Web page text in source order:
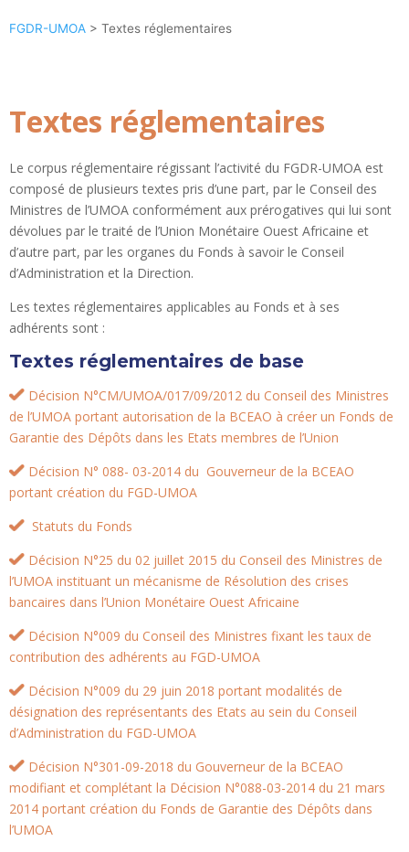
FGDR-UMOA > Textes réglementaires
Textes réglementaires
Le corpus réglementaire régissant l’activité du FGDR-UMOA est
composé de plusieurs textes pris d’une part, par le Conseil des
Ministres de l’UMOA conformément aux prérogatives qui lui sont
dévolues par le traité de l’Union Monétaire Ouest Africaine et
d’autre part, par les organes du Fonds à savoir le Conseil
d’Administration et la Direction.
Les textes réglementaires applicables au Fonds et à ses
adhérents sont :
Textes réglementaires de base
Décision N°CM/UMOA/017/09/2012 du Conseil des Ministres
de l’UMOA portant autorisation de la BCEAO à créer un Fonds de
Garantie des Dépôts dans les Etats membres de l’Union
Décision N° 088- 03-2014 du Gouverneur de la BCEAO
portant création du FGD-UMOA
Statuts du Fonds
Décision N°25 du 02 juillet 2015 du Conseil des Ministres de
l’UMOA instituant un mécanisme de Résolution des crises
bancaires dans l’Union Monétaire Ouest Africaine
Décision N°009 du Conseil des Ministres fixant les taux de
contribution des adhérents au FGD-UMOA
Décision N°009 du 29 juin 2018 portant modalités de
désignation des représentants des Etats au sein du Conseil
d’Administration du FGD-UMOA
Décision N°301-09-2018 du Gouverneur de la BCEAO
modifiant et complétant la Décision N°088-03-2014 du 21 mars
2014 portant création du Fonds de Garantie des Dépôts dans
l’UMOA